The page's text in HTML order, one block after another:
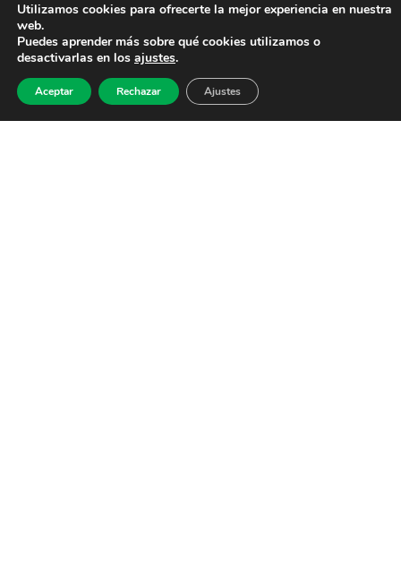
Utilizamos cookies para ofrecerte la mejor experiencia en nuestra
web.
Puedes aprender más sobre qué cookies utilizamos o
desactivarlas en los ajustes.
Aceptar Rechazar Ajustes